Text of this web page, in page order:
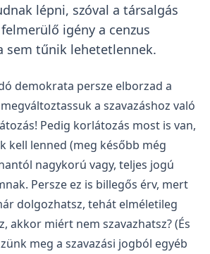
lépni, szóval a társalgás
igény a cenzus
sem tűnik lehetetlennek.
demokrata persze elborzad a
a szavazáshoz való
Pedig korlátozás most is van,
kell lenned (meg később még
nagykorú vagy, teljes jogú
Persze ez is billegős érv, mert
dolgozhatsz, tehát elméletileg
akkor miért nem szavazhatsz? (És
meg a szavazási jogból egyéb